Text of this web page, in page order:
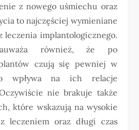
z nowego uśmiechu oraz
to najczęściej wymieniane
leczenia implantologicznego.
również, że po
czują się pewniej w
wpływa na ich relacje
nie brakuje także
które wskazują na wysokie
leczeniem oraz długi czas